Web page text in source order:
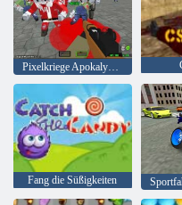
Fang die Süßigkeiten